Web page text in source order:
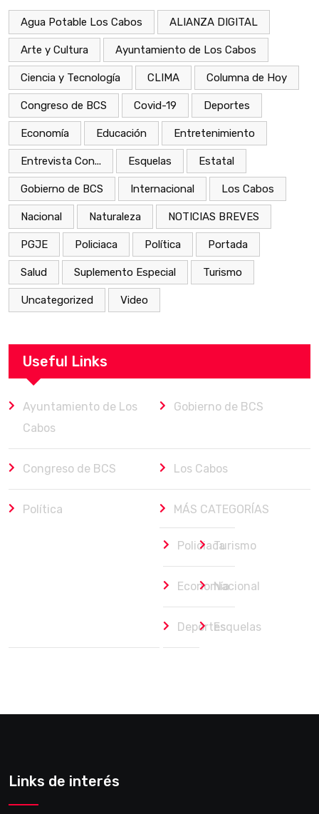
Agua Potable Los Cabos ALIANZA DIGITAL
Arte y Cultura Ayuntamiento de Los Cabos
Ciencia y Tecnología CLIMA Columna de Hoy
Congreso de BCS Covid-19 Deportes
Economía Educación Entretenimiento
Entrevista Con... Esquelas Estatal
Gobierno de BCS Internacional Los Cabos
Nacional Naturaleza NOTICIAS BREVES
PGJE Policiaca Política Portada
Salud Suplemento Especial Turismo
Uncategorized Video
Useful Links
Ayuntamiento de Los
Cabos
Gobierno de BCS
Congreso de BCS Los Cabos
Política MÁS CATEGORÍAS
PoliciacaTurismo
EconomíaNacional
DeportesEsquelas
Links de interés